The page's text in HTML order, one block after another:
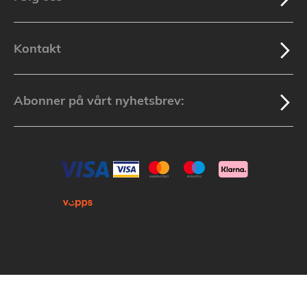
Kontakt
Abonner på vårt nyhetsbrev: